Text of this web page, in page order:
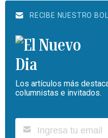
RECIBE NUESTRO
Los artículos más
columnistas e invitados.